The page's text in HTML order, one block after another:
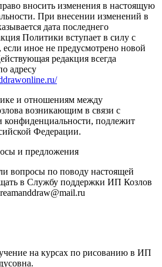
вносить изменения в настоящую
При внесении изменений в
дата последнего
Политики вступает в силу с
иное не предусмотрено новой
редакция всегда
адресу
и отношениям между
возникающим в связи с
подлежит
Федерации.
и предложения
вопросы по поводу настоящей
в Службу поддержки ИП Козлов
на курсах по рисованию в ИП